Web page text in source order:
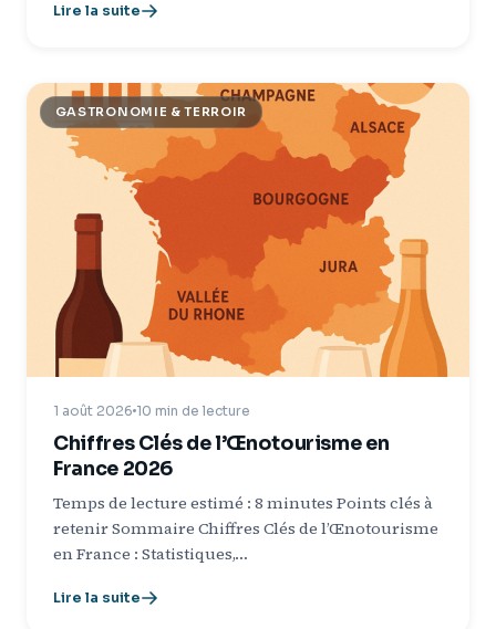
Lire la suite
GASTRONOMIE & TERROIR
1 août 2026 10 min de lecture
Chiffres Clés de l’Œnotourisme en
France 2026
Temps de lecture estimé : 8 minutes Points clés à
retenir Sommaire Chiffres Clés de l’Œnotourisme
en France : Statistiques,…
Lire la suite